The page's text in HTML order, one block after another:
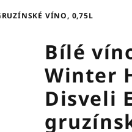
VÍNO, 0,75L
Bílé
Winter
Disveli